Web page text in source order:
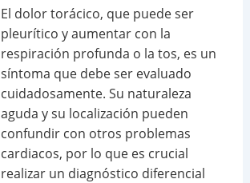
El dolor torácico, que puede ser
pleurítico y aumentar con la
respiración profunda o la tos, es un
síntoma que debe ser evaluado
cuidadosamente. Su naturaleza
aguda y su localización pueden
confundir con otros problemas
cardiacos, por lo que es crucial
realizar un diagnóstico diferencial